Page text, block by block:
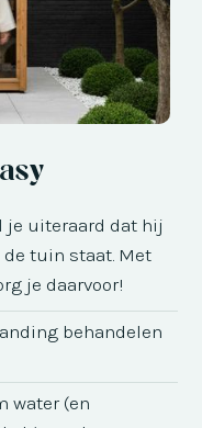
je uiteraard dat hij
tuin staat. Met
je daarvoor!
behandelen
water (en